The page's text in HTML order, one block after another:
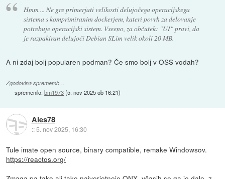
Hmm ... Ne gre primerjati velikosti delujočega operacijskega
sistema s komprimiranim dockerjem, kateri povrh za delovanje
potrebuje operacijski sistem. Vseeno, za občutek: "UI" pravi, da
je razpakiran delujoči Debian SLim velik okoli 20 MB.
A ni zdaj bolj popularen podman? Če smo bolj v OSS vodah?
Zgodovina sprememb…
spremenilo:bm1973(5. nov 2025 ob 16:21)
Ales78
::5. nov 2025, 16:30
Tule imate open source, binary compatible, remake Windowsov.
https://reactos.org/